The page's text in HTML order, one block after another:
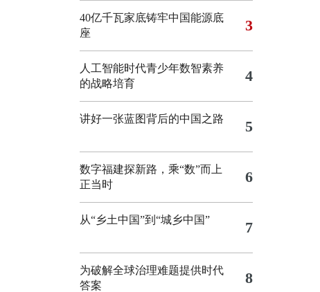
40亿千瓦家底铸牢中国能源底
座
3
人工智能时代青少年数智素养
的战略培育
4
讲好一张蓝图背后的中国之路 5
数字福建探新路，乘“数”而上
正当时
6
从“乡土中国”到“城乡中国” 7
为破解全球治理难题提供时代
答案
8